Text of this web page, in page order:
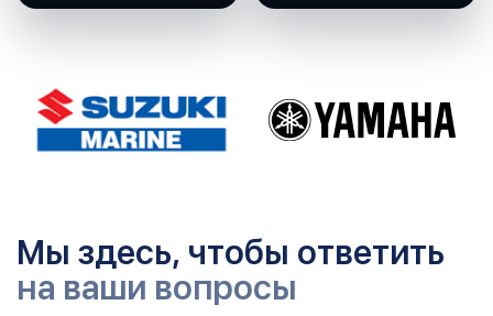
Мы здесь, чтобы ответить
на ваши вопросы